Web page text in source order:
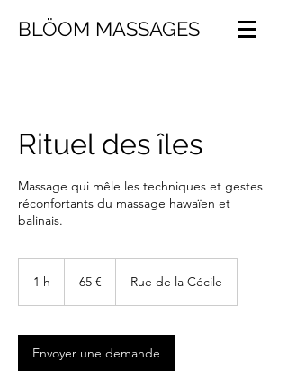
BLÖOM MASSAGES
Rituel des îles
Massage qui mêle les techniques et gestes
réconfortants du massage hawaïen et
balinais.
1 h 65 € Rue de la Cécile
Envoyer une demande